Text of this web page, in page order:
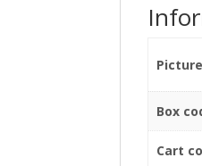
Box
Cart